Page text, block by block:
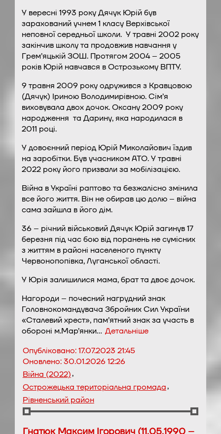
У вересні 1993 року Дячук Юрій був
зарахований учнем 1 класу Верхівської
неповної середньої школи. У травні 2002 року
закінчив школу та продовжив навчання у
Грем’яцькій ЗОШ. Протягом 2004 – 2005
років Юрій навчався в Острозькому ВПТУ.
9 травня 2009 року одружився з Кравцовою
(Дячук) Іриною Володимирівною. Сім’я
виховувала двох дочок. Оксану 2009 року
народження та Дарину, яка народилася в
2011 році.
У довоєнний період Юрій Миколайович їздив
на заробітки. Був учасником АТО. У травні
2022 року його призвали за мобілізацією.
Війна в Україні раптово та безжалісно змінила
все його життя. Він не обирав цю долю – війна
сама зайшла в його дім.
36 – річний військовий Дячук Юрій загинув 17
березня під час бою від поранень не сумісних
з життям в районі населеного пункту
Червонопопівка, Луганської області.
У Юрія залишилися мама, брат та двоє дочок.
Нагороди – почесний нагрудний знак
Головнокомандувача Збройних Сил України
«Сталевий хрест», пам’ятний знак за участь в
обороні м.Мар’янки… Детальніше
Опубліковано:17.07.2023 21:45
Оновлено:30.01.2026 12:26
Війна (2022),
Острожецька територіальна громада,
Рівненський район